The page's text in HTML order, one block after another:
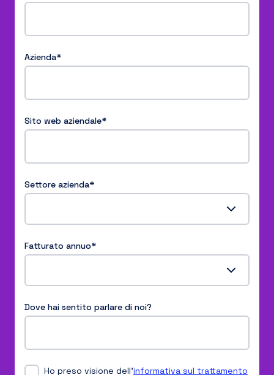
Azienda*
Sito web aziendale*
Settore azienda*
Fatturato annuo*
Dove hai sentito parlare di noi?
Ho preso visione dell’informativa sul trattamento